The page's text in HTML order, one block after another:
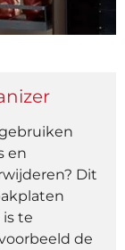
en
Dit
te
de